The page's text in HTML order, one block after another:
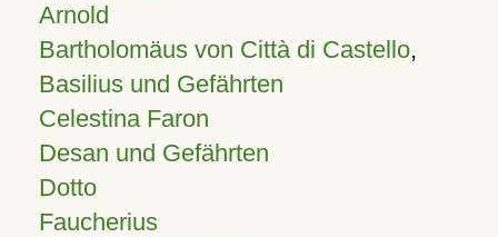
Arnold
Bartholomäus von Città di Castello,
Basilius und Gefährten
Celestina Faron
Desan und Gefährten
Dotto
Faucherius